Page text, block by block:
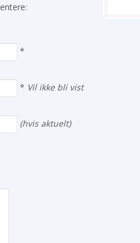
*
* Vil ikke bli vist
(hvis aktuelt)